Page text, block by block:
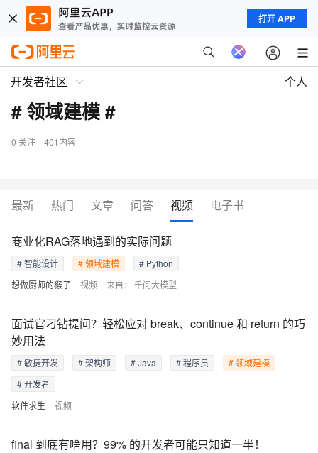
打开 APP
开发者社区 个人
# 领域建模 #
0 关注 401内容
最新 热门 文章 问答 视频 电子书
想做厨师的猴子 视频 来自： 千问大模型
商业化RAG落地遇到的实际问题
# 智能设计 # 领域建模 # Python
软件求生 视频
面试官刁钻提问？轻松应对 break、continue 和 return 的巧
妙用法
# 敏捷开发 # 架构师 # Java # 程序员
# 领域建模
# 开发者
final 到底有啥用？99% 的开发者可能只知道一半！